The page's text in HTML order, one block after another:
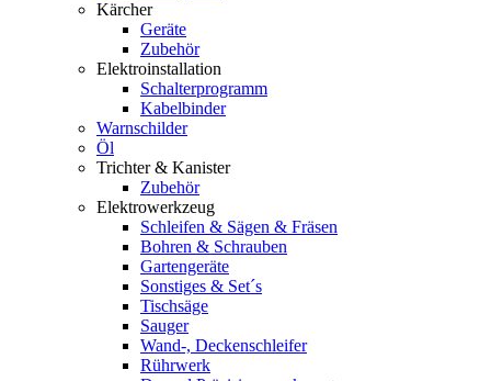
Kärcher
Geräte
Zubehör
Elektroinstallation
Schalterprogramm
Kabelbinder
Warnschilder
Öl
Trichter & Kanister
Zubehör
Elektrowerkzeug
Schleifen & Sägen & Fräsen
Bohren & Schrauben
Gartengeräte
Sonstiges & Set´s
Tischsäge
Sauger
Wand-, Deckenschleifer
Rührwerk